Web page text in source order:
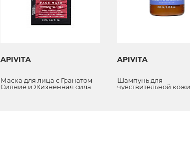
APIVITA
Маска для лица с Гранатом
Сияние и Жизненная сила
APIVITA
Шампунь для
чувствительной